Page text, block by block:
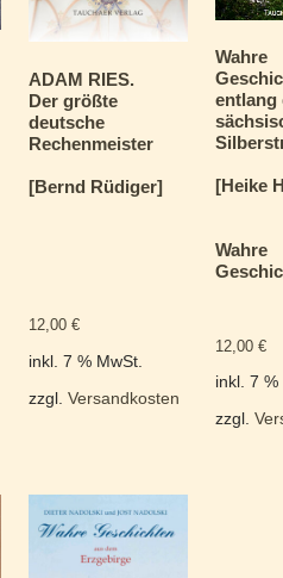
ADAM RIES.
Der größte
deutsche
Rechenmeister
[Bernd Rüdiger]
12,00€
inkl. 7 % MwSt.
zzgl.Versandkosten
Wahre
entlang
[Heike
Wahre
12,00 €
inkl. 7 %
zzgl.